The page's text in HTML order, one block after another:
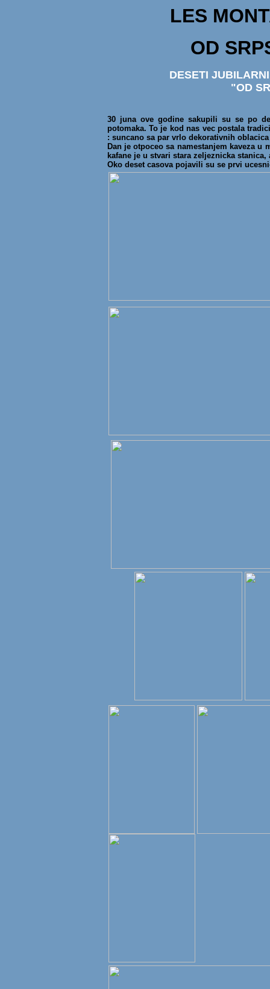
LES
OD
DESETI
"OD
30 juna ove godine sakupili su se po
potomaka. To je kod nas vec postala
: suncano sa par vrlo dekorativnih
Dan je otpoceo sa namestanjem kaveza u
kafane je u stvari stara zeljeznicka
Oko deset casova pojavili su se prvi